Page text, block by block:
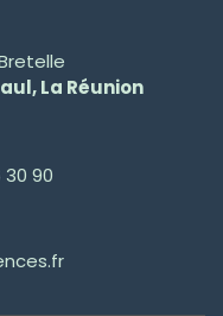
La Réunion
30 90